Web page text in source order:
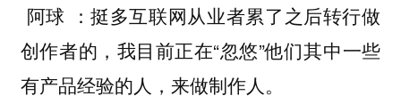
阿球 ：挺多互联网从业者累了之后转行做
创作者的，我目前正在“忽悠”他们其中一些
有产品经验的人，来做制作人。